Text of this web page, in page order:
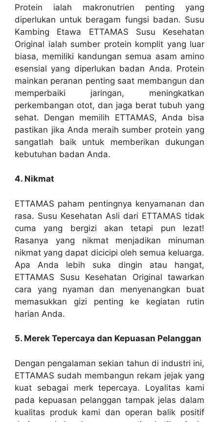
Protein ialah makronutrien penting yang
diperlukan untuk beragam fungsi badan. Susu
Kambing Etawa ETTAMAS Susu Kesehatan
Original ialah sumber protein komplit yang luar
biasa, memiliki kandungan semua asam amino
esensial yang diperlukan badan Anda. Protein
mainkan peranan penting saat membangun dan
memperbaiki jaringan, meningkatkan
perkembangan otot, dan jaga berat tubuh yang
sehat. Dengan memilih ETTAMAS, Anda bisa
pastikan jika Anda meraih sumber protein yang
sangatlah baik untuk memberikan dukungan
kebutuhan badan Anda.
4. Nikmat
ETTAMAS paham pentingnya kenyamanan dan
rasa. Susu Kesehatan Asli dari ETTAMAS tidak
cuma yang bergizi akan tetapi pun lezat!
Rasanya yang nikmat menjadikan minuman
nikmat yang dapat dicicipi oleh semua keluarga.
Apa Anda lebih suka dingin atau hangat,
ETTAMAS Susu Kesehatan Original tawarkan
cara yang nyaman dan menyenangkan buat
memasukkan gizi penting ke kegiatan rutin
harian Anda.
5. Merek Tepercaya dan Kepuasan Pelanggan
Dengan pengalaman sekian tahun di industri ini,
ETTAMAS sudah membangun rekam jejak yang
kuat sebagai merk tepercaya. Loyalitas kami
pada kepuasan pelanggan tampak jelas dalam
kualitas produk kami dan operan balik positif